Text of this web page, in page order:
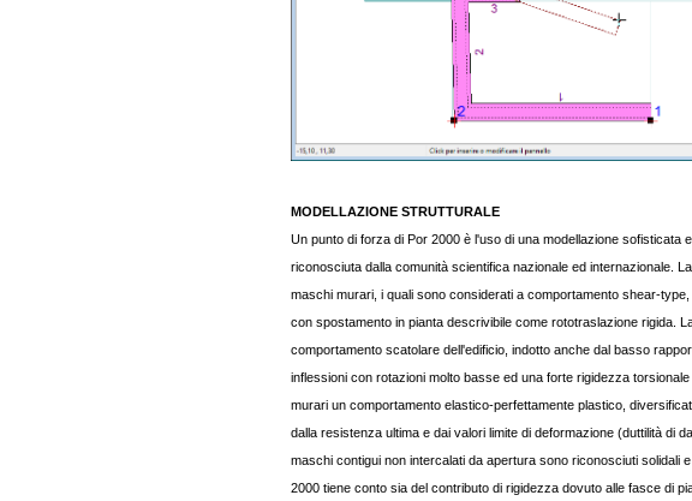
MODELLAZIONE STRUTTURALE
Un punto di forza di Por 2000 è l'uso di una modellazione sofisticata
riconosciuta dalla comunità scientifica nazionale ed internazionale.
maschi murari, i quali sono considerati a comportamento shear-
con spostamento in pianta descrivibile come rototraslazione rigida.
comportamento scatolare dell'edificio, indotto anche dal basso
inflessioni con rotazioni molto basse ed una forte rigidezza
murari un comportamento elastico-perfettamente plastico,
dalla resistenza ultima e dai valori limite di deformazione (duttilità di
maschi contigui non intercalati da apertura sono riconosciuti solidali
2000 tiene conto sia del contributo di rigidezza dovuto alle fasce di